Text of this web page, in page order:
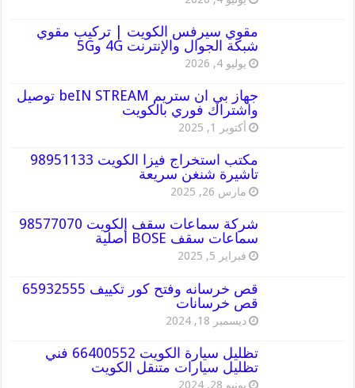
مقوي سيرفس الكويت | تركيب مقوي
شبكة الجوال والإنترنت 4G و5G
يوليو 4, 2026
جهاز بي ان ستريم beIN STREAM توصيل
واشتراك فوري بالكويت
أكتوبر 1, 2025
مكتب استخراج فيزا الكويت 98951133
تاشيرة شنغن سريعة
مارس 26, 2025
شركة سماعات سقف الكويت 98577070
سماعات سقف BOSE أصلية
فبراير 5, 2025
قص خرسانه وفتح كور تكييف 65932555
قص خرسانات
ديسمبر 18, 2024
تظليل سيارة الكويت 66400552 فني
تظليل سيارات متنقل الكويت
يونيو 28, 2024